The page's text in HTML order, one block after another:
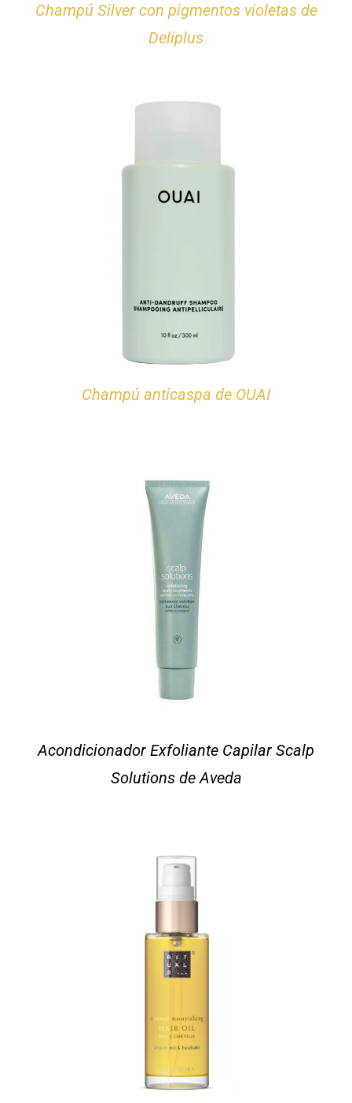
Champú Silver con pigmentos violetas de
Deliplus
Champú anticaspa de OUAI
Acondicionador Exfoliante Capilar Scalp
Solutions de Aveda